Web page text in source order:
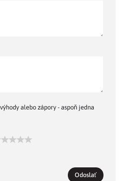
alebo zápory - aspoň jedna
Odoslať